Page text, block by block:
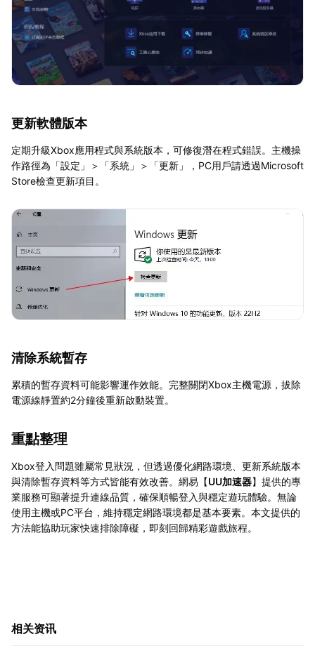
更新軟體版本
定期升級Xbox應用程式與系統版本，可修復潛在程式錯誤。主機操
作路徑為「設定」＞「系統」＞「更新」，PC用戶請透過Microsoft
Store檢查更新項目。
清除系統暫存
累積的暫存資料可能影響運作效能。完整關閉Xbox主機電源，拔除
電源線靜置約2分鐘後重新啟動裝置。
重點整理
Xbox登入問題雖屬常見狀況，但透過優化網路環境、更新系統版本
與清除暫存資料等方式皆能有效改善。網易【UU加速器】提供的專
業服務可顯著提升連線品質，確保順暢登入與穩定遊玩體驗。無論
使用主機或PC平台，維持穩定網路環境都是基本要素。本文提供的
方法能協助玩家快速排除障礙，即刻回歸精彩遊戲旅程。
相关资讯